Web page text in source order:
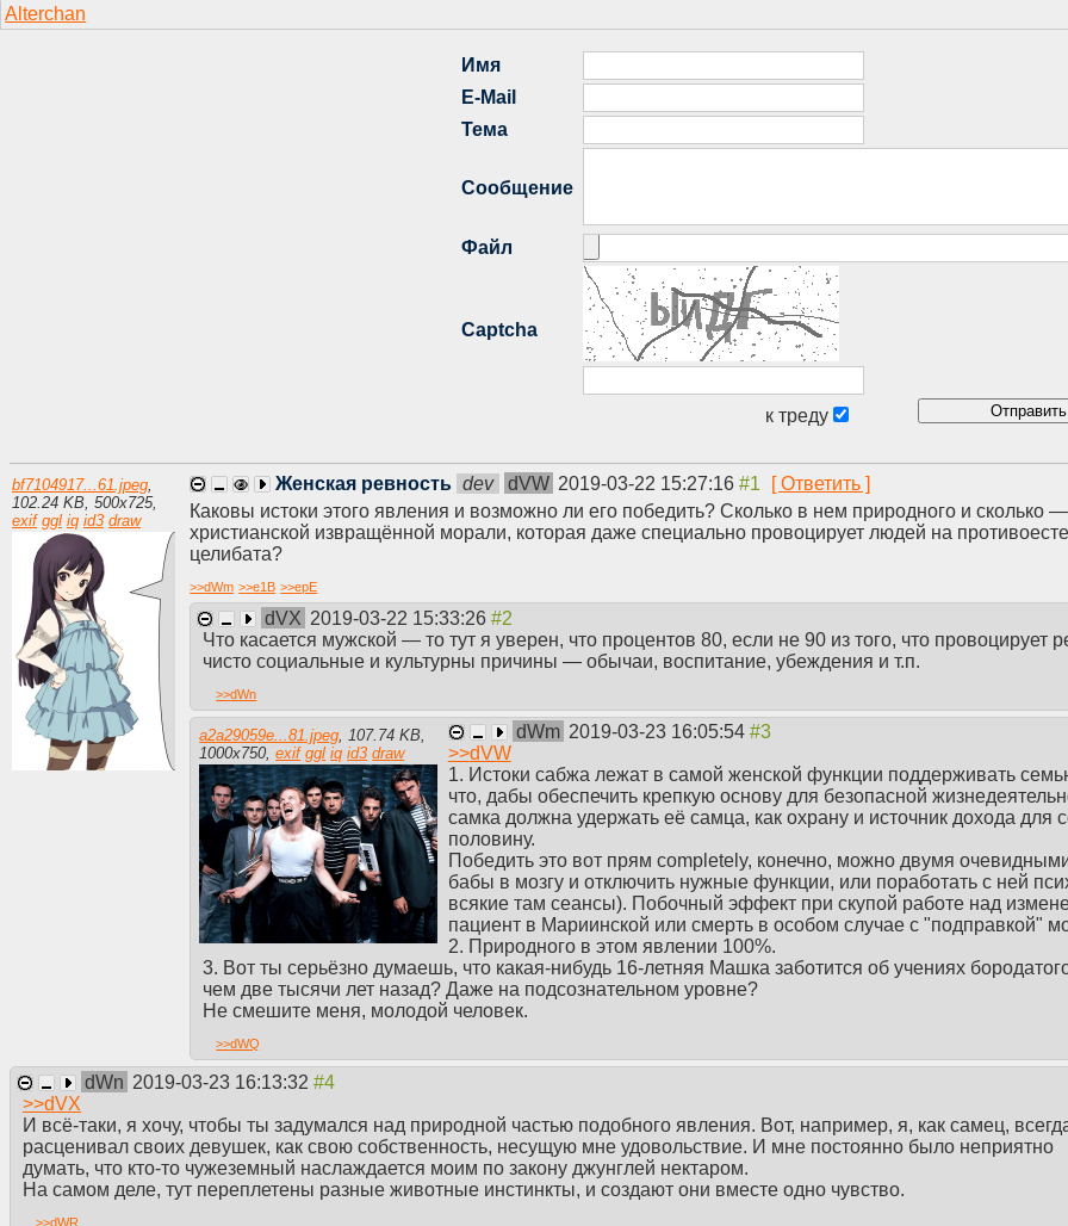
bf7104917...61.jpeg,
102.24 KB, 500x725,
exif ggl iq id3 draw
Женская ревность dev dVW 2019-03-22 15:27:16
Каковы истоки этого явления и возможно ли его победить? Сколько в нем природного и сколько
христианской извращённой морали, которая даже специально провоцирует людей на
целибата?
>>dWm >>e1B >>epE
dVX 2019-03-22 15:33:26
Что касается мужской — то тут я уверен, что процентов 80, если не 90 из того, что провоцирует
чисто социальные и культурны причины — обычаи, воспитание, убеждения и т.п.
>>dWn
a2a29059e...81.jpeg 107.74 KB
1000x750 ,exif ggl iq id3 draw
dWm 2019-03-23 16:05:54
>>dVW
1. Истоки сабжа лежат в самой женской функции поддерживать
что, дабы обеспечить крепкую основу для безопасной
самка должна удержать её самца, как охрану и источник дохода для
половину.
Победить это вот прям completely, конечно, можно двумя
бабы в мозгу и отключить нужные функции, или поработать с ней
всякие там сеансы). Побочный эффект при скупой работе над
пациент в Мариинской или смерть в особом случае с "подправкой"
2. Природного в этом явлении 100%.
3. Вот ты серьёзно думаешь, что какая-нибудь 16-летняя Машка заботится об учениях
чем две тысячи лет назад? Даже на подсознательном уровне?
Не смешите меня, молодой человек.
>>dWQ
dWn 2019-03-23 16:13:32
>>dVX
И всё-таки, я хочу, чтобы ты задумался над природной частью подобного явления. Вот, например, я, как самец,
расценивал своих девушек, как свою собственность, несущую мне удовольствие. И мне постоянно было неприятно
думать, что кто-то чужеземный наслаждается моим по закону джунглей нектаром.
На самом деле, тут переплетены разные животные инстинкты, и создают они вместе одно чувство.
>>dWR